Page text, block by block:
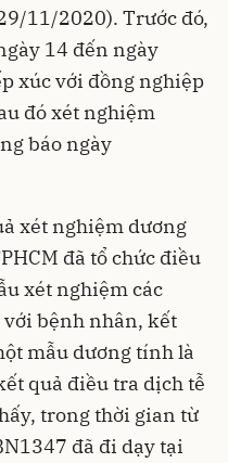
11/2020). Trước đó,
14 đến ngày
xúc với đồng nghiệp
đó xét nghiệm
báo ngày
xét nghiệm dương
đã tổ chức điều
xét nghiệm các
bệnh nhân, kết
mẫu dương tính là
quả điều tra dịch tễ
trong thời gian từ
đã đi dạy tại